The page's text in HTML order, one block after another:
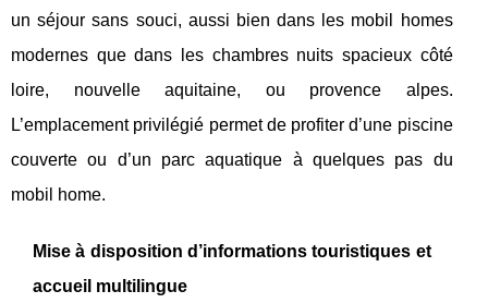
un séjour sans souci, aussi bien dans les mobil homes
modernes que dans les chambres nuits spacieux côté
loire, nouvelle aquitaine, ou provence alpes.
L’emplacement privilégié permet de profiter d’une piscine
couverte ou d’un parc aquatique à quelques pas du
mobil home.
Mise à disposition d’informations touristiques et
accueil multilingue